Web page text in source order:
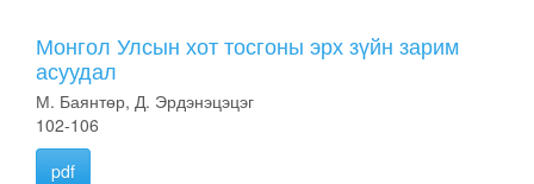
Монгол Улсын хот тосгоны эрх зүйн зарим
асуудал
М. Баянтөр, Д. Эрдэнэцэцэг
102-106
pdf